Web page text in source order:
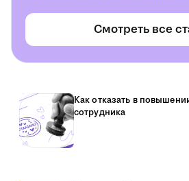
Смотреть все
Как отказать в
сотрудника